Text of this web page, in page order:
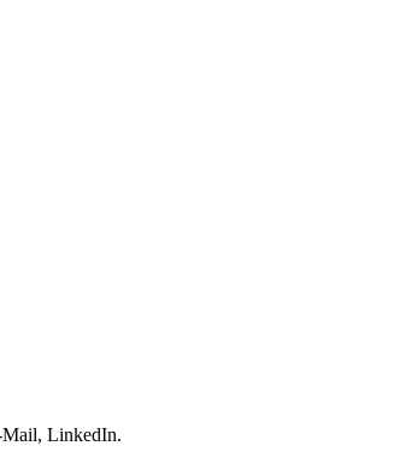
Mail, LinkedIn.